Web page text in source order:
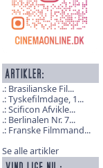
Brasilianske Fil...
Tyskefilmdage, 1...
Scificon Afvikle...
Berlinalen Nr. 7...
Franske Filmmand...
Se alle artikler